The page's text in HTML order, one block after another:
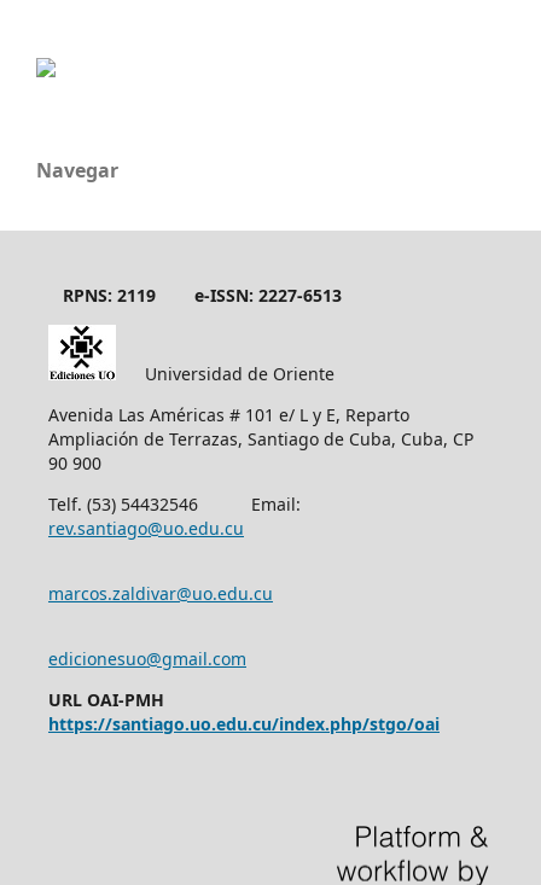
Navegar
RPNS: 2119 e-ISSN: 2227-6513
Universidad de Oriente
Avenida Las Américas # 101 e/ L y E, Reparto
Ampliación de Terrazas, Santiago de Cuba, Cuba, CP
90 900
Telf. (53) 54432546 Email:
rev.santiago@uo.edu.cu
marcos.zaldivar@uo.edu.cu
edicionesuo@gmail.com
URL OAI-PMH
https://santiago.uo.edu.cu/index.php/stgo/oai